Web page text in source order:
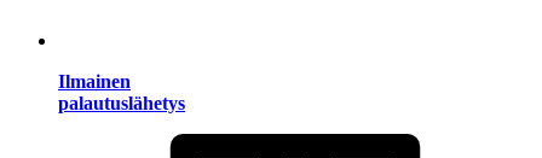
Ilmainen
palautuslähetys